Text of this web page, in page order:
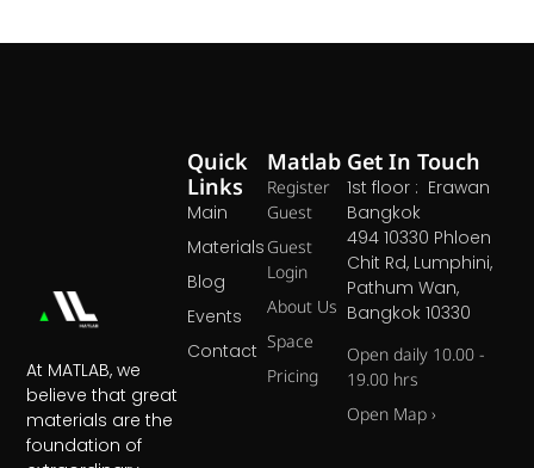
At MATLAB, we
believe that great
materials are the
foundation of
Matlab
Register
Guest
Guest
Login
About Us
Space
Pricing
Quick
Links
Main
Materials
Blog
Events
Contact
Get In Touch
1st floor : Erawan
Bangkok
494 10330 Phloen
Chit Rd, Lumphini,
Pathum Wan,
Bangkok 10330
Open daily 10.00 -
19.00 hrs
Open Map ›